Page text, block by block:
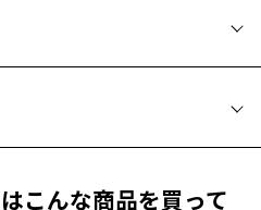
計料金を知りたい方へ
品質保証
交換券」をお選びのうえ、
こんな商品を買って